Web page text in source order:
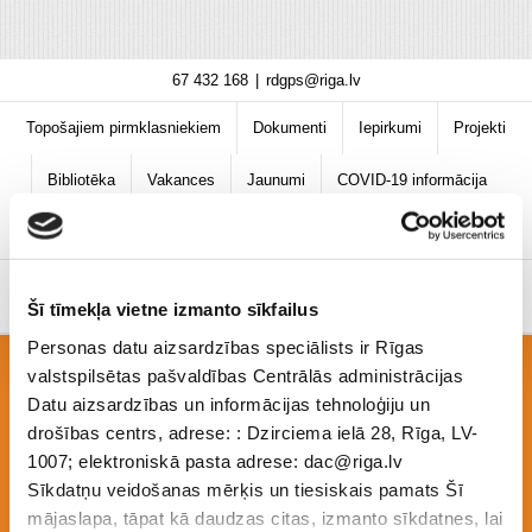
Šī tīmekļa vietne izmanto sīkfailus
Personas datu aizsardzības speciālists ir Rīgas
valstspilsētas pašvaldības Centrālās administrācijas
Datu aizsardzības un informācijas tehnoloģiju un
drošības centrs, adrese: : Dzirciema ielā 28, Rīga, LV-
1007; elektroniskā pasta adrese: dac@riga.lv
Sīkdatņu veidošanas mērķis un tiesiskais pamats Šī
mājaslapa, tāpat kā daudzas citas, izmanto sīkdatnes, lai
content
67 432 168 rdgps@riga.lv
Topošajiem pirmklasniekiem Dokumenti Iepirkumi Projekti
Bibliotēka Vakances Jaunumi COVID-19 informācija
Atbalsts pozitīvas uzvedības darba grupas
(APU)